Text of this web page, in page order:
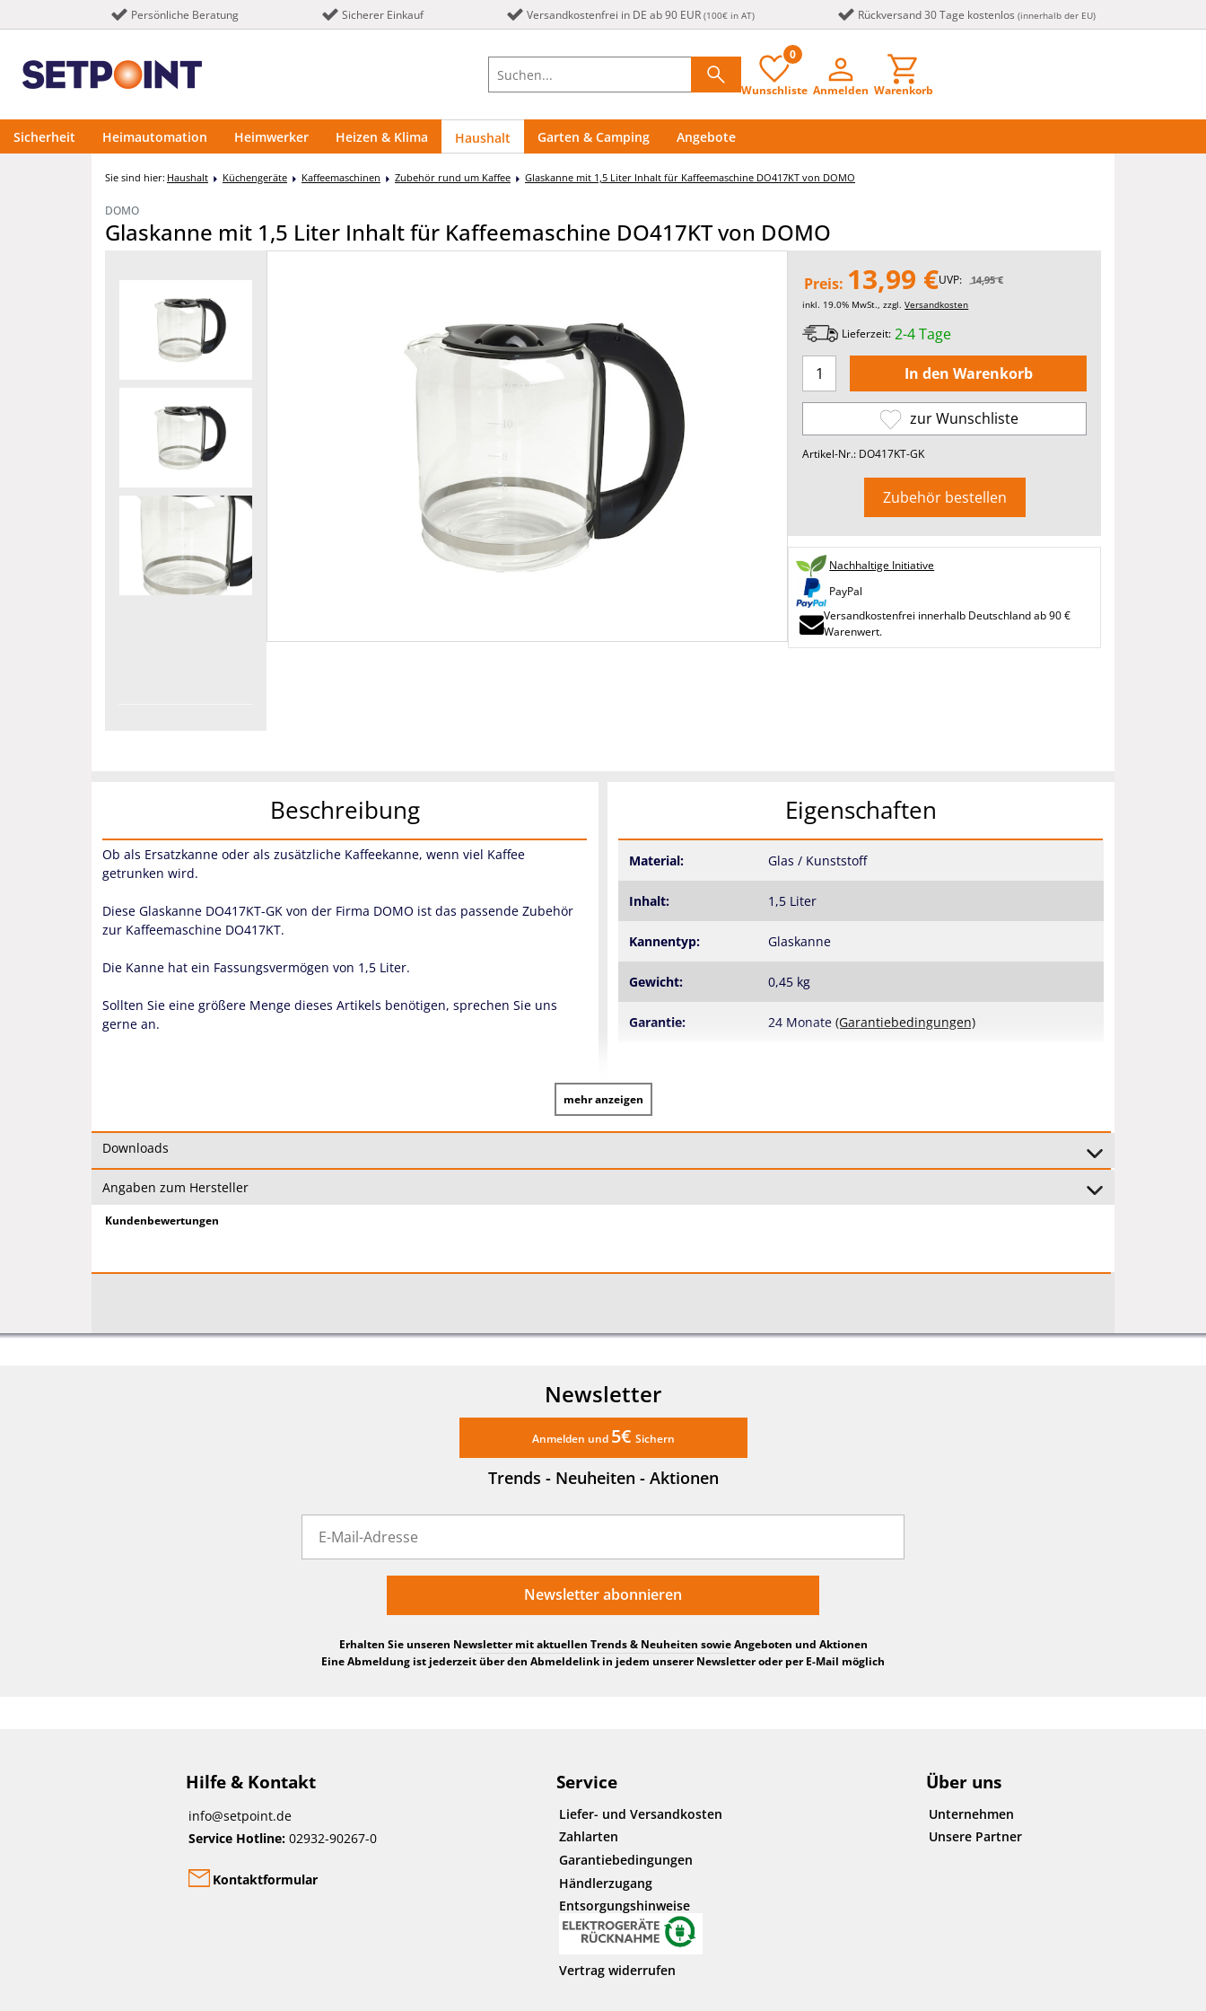
Persönliche Beratung Sicherer Einkauf Versandkostenfrei in DE ab 90 EUR (100€ in AT) Rückversand 30 Tage kostenlos (innerhalb der EU)
0
Wunschliste Anmelden Warenkorb
Sicherheit Heimautomation Heimwerker Heizen & Klima Haushalt Garten & Camping Angebote
Sie sind hier: Haushalt Küchengeräte Kaffeemaschinen Zubehör rund um Kaffee Glaskanne mit 1,5 Liter Inhalt für Kaffeemaschine DO417KT von DOMO
DOMO
Glaskanne mit 1,5 Liter Inhalt für Kaffeemaschine DO417KT von DOMO
Preis: 13,99 €UVP: 14,95 €
inkl. 19.0% MwSt., zzgl.Versandkosten
Lieferzeit: 2-4 Tage
zur Wunschliste
Artikel-Nr.: DO417KT-GK
Zubehör bestellen
Nachhaltige Initiative
PayPal
Versandkostenfrei innerhalb Deutschland ab 90 €
Warenwert.
Beschreibung
Ob als Ersatzkanne oder als zusätzliche Kaffeekanne, wenn viel Kaffee
getrunken wird.
Diese Glaskanne DO417KT-GK von der Firma DOMO ist das passende Zubehör
zur Kaffeemaschine DO417KT.
Die Kanne hat ein Fassungsvermögen von 1,5 Liter.
Sollten Sie eine größere Menge dieses Artikels benötigen, sprechen Sie uns
gerne an.
Eigenschaften
Material: Glas / Kunststoff
Inhalt: 1,5 Liter
Kannentyp: Glaskanne
Gewicht: 0,45 kg
Garantie: 24 Monate (Garantiebedingungen)
mehr anzeigen
Downloads
Angaben zum Hersteller
Kundenbewertungen
Newsletter
Anmelden und 5€ Sichern
Trends - Neuheiten - Aktionen
Newsletter abonnieren
Erhalten Sie unseren Newsletter mit aktuellen Trends & Neuheiten sowie Angeboten und Aktionen
Eine Abmeldung ist jederzeit über den Abmeldelink in jedem unserer Newsletter oder per E-Mail möglich
Hilfe & Kontakt
info@setpoint.de
Service Hotline: 02932-90267-0
Kontaktformular
Service
Liefer- und Versandkosten
Zahlarten
Garantiebedingungen
Händlerzugang
Entsorgungshinweise
Vertrag widerrufen
Über uns
Unternehmen
Unsere Partner